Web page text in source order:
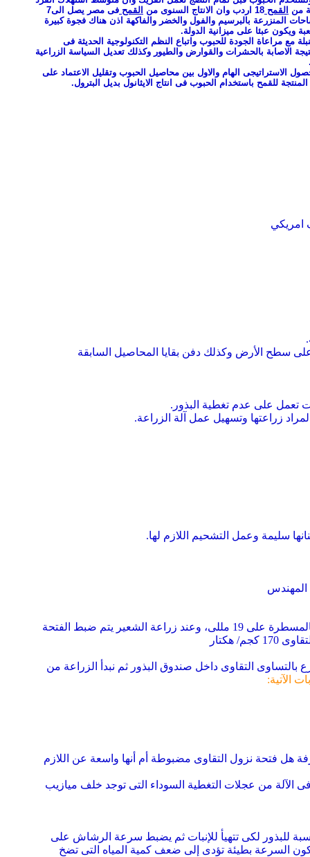
القمح 18 اردب وان الانتاج السنوى من القمح
فى مصر يصل الى7
المنزرعة بالبرسيم والفول والخضر والفاكهة اذن هناك فجوة كبيرة
ويكون عبئا على ميزانية الدولة.
مع مراعاة الجودة للحبوب واتباع النظم التكنولوجية الحديثة فى
الاصابة بالحشرات والقوارض والطيور وكذلك تعديل السياسة الزراعية
الاستراتيجى الهام والاول بين محاصيل الحبوب وتقليل الاعتماد على
للقمح باستخدام الحبوب فى انتاج الايثانول بديل البترول.
سطح الأرض وكذلك دفن بقايا المحاصيل السابقة
تعمل على عدم تغطية البذور.
سليمة وعمل التشحيم اللازم لها.
المهندس
بعض الآلات مثل Tye يوجد بها فتحة ومسطرة لضبط مسافة فتحة نزول الحبوب فمثلاً عند زراعة القمح (بذور) يتم ضبط الفتحة بالمسطرة على 19 مللى، وعند زراعة الشعير يتم ضبط الفتحة
التقاوى داخل صندوق البذور ثم نبدأ الزراعة من
الآتية:
هل فتحة نزول التقاوى مضبوطة أم أنها واسعة عن اللازم
الآلة من عجلات التغطية السوداء التى توجد خلف ميازيب
الرطوبة المناسبة للبذور لكى تتهيأ للإنبات ثم يضبط سرعة الرشاش على
بالسرعة المناسبة لا تكون السرعة بطيئة تؤدى إلى ضعف كمية المياه التى تضخ